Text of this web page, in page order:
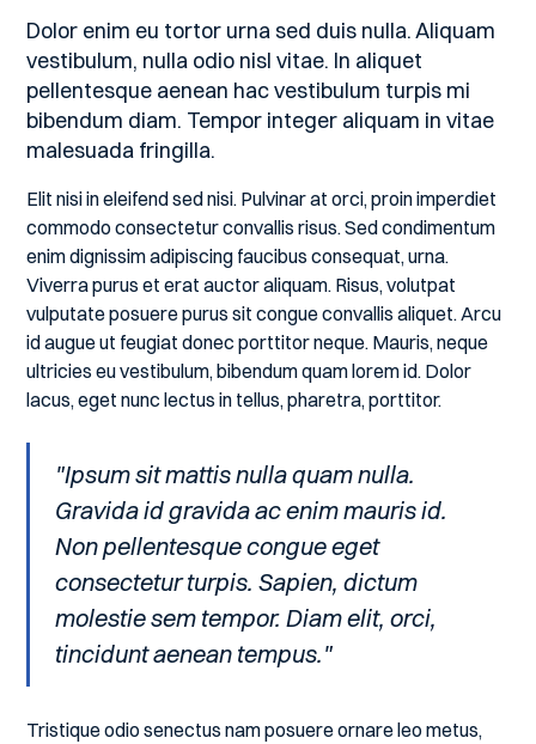
Dolor enim eu tortor urna sed duis nulla. Aliquam
vestibulum, nulla odio nisl vitae. In aliquet
pellentesque aenean hac vestibulum turpis mi
bibendum diam. Tempor integer aliquam in vitae
malesuada fringilla.
Elit nisi in eleifend sed nisi. Pulvinar at orci, proin imperdiet
commodo consectetur convallis risus. Sed condimentum
enim dignissim adipiscing faucibus consequat, urna.
Viverra purus et erat auctor aliquam. Risus, volutpat
vulputate posuere purus sit congue convallis aliquet. Arcu
id augue ut feugiat donec porttitor neque. Mauris, neque
ultricies eu vestibulum, bibendum quam lorem id. Dolor
lacus, eget nunc lectus in tellus, pharetra, porttitor.
"Ipsum sit mattis nulla quam nulla.
Gravida id gravida ac enim mauris id.
Non pellentesque congue eget
consectetur turpis. Sapien, dictum
molestie sem tempor. Diam elit, orci,
tincidunt aenean tempus."
Tristique odio senectus nam posuere ornare leo metus,